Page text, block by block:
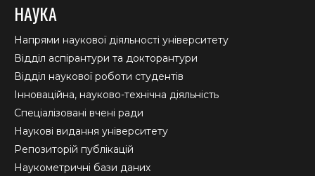
НАУКА
Напрями наукової діяльності університету
Відділ аспірантури та докторантури
Відділ наукової роботи студентів
Інноваційна, науково-технічна діяльність
Спеціалізовані вчені ради
Наукові видання університету
Репозиторій публікацій
Наукометричні бази даних